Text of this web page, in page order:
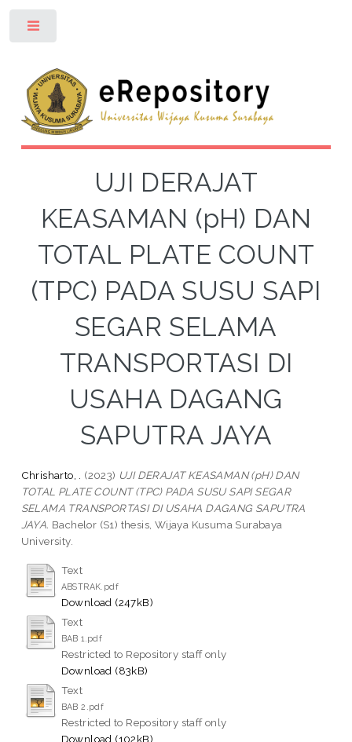
UJI DERAJAT
KEASAMAN (pH) DAN
TOTAL PLATE COUNT
(TPC) PADA SUSU SAPI
SEGAR SELAMA
TRANSPORTASI DI
USAHA DAGANG
SAPUTRA JAYA
Chrisharto, . (2023) UJI DERAJAT KEASAMAN (pH) DAN
TOTAL PLATE COUNT (TPC) PADA SUSU SAPI SEGAR
SELAMA TRANSPORTASI DI USAHA DAGANG SAPUTRA
JAYA. Bachelor (S1) thesis, Wijaya Kusuma Surabaya
University.
Text
ABSTRAK.pdf
Download (247kB)
Text
BAB 1.pdf
Restricted to Repository staff only
Download (83kB)
Text
BAB 2.pdf
Restricted to Repository staff only
Download (102kB)